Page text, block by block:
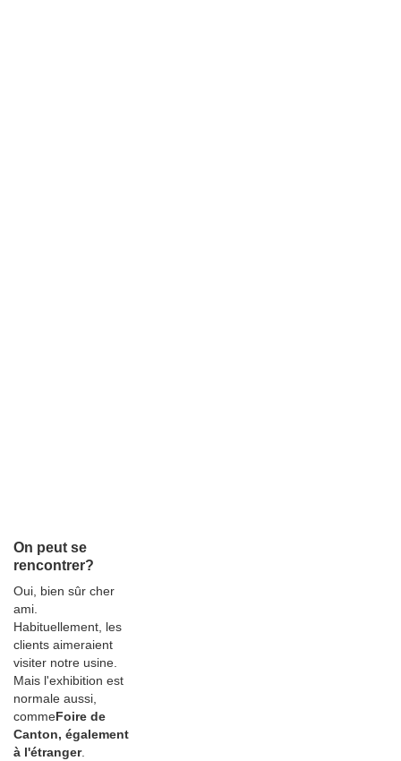
On peut se
rencontrer?
Oui, bien sûr cher
ami.
Habituellement, les
clients aimeraient
visiter notre usine.
Mais l'exhibition est
normale aussi,
commeFoire de
Canton, également
à l'étranger.